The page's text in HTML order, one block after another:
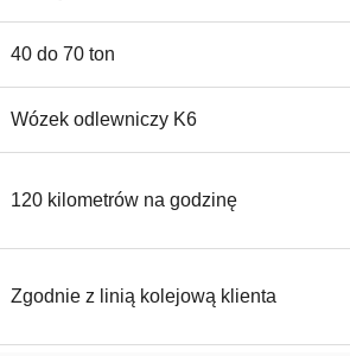
40 do 70 ton
Wózek odlewniczy K6
120 kilometrów na godzinę
Zgodnie z linią kolejową klienta